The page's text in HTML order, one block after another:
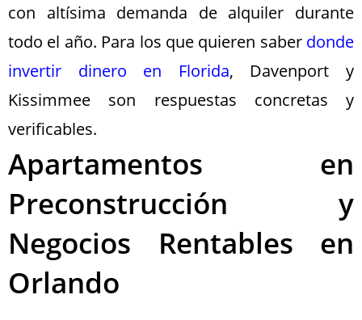
con altísima demanda de alquiler durante
todo el año. Para los que quieren saber donde
invertir dinero en Florida, Davenport y
Kissimmee son respuestas concretas y
verificables.
Apartamentos en
Preconstrucción y
Negocios Rentables en
Orlando